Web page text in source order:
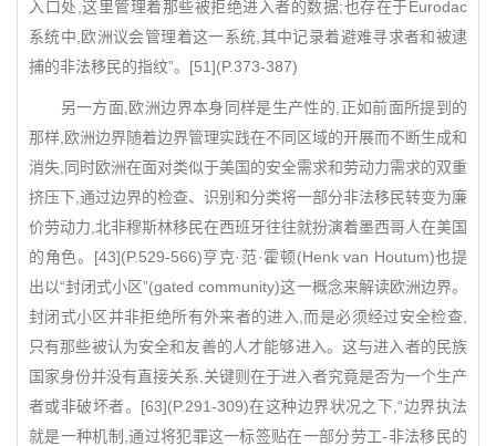
入口处,这里管理着那些被拒绝进入者的数据;也存在于Eurodac
系统中,欧洲议会管理着这一系统,其中记录着避难寻求者和被逮
捕的非法移民的指纹”。[51](P.373-387)
另一方面,欧洲边界本身同样是生产性的,正如前面所提到的
那样,欧洲边界随着边界管理实践在不同区域的开展而不断生成和
消失,同时欧洲在面对类似于美国的安全需求和劳动力需求的双重
挤压下,通过边界的检查、识别和分类将一部分非法移民转变为廉
价劳动力,北非穆斯林移民在西班牙往往就扮演着墨西哥人在美国
的角色。[43](P.529-566)亨克·范·霍顿(Henk van Houtum)也提
出以“封闭式小区”(gated community)这一概念来解读欧洲边界。
封闭式小区并非拒绝所有外来者的进入,而是必须经过安全检查,
只有那些被认为安全和友善的人才能够进入。这与进入者的民族
国家身份并没有直接关系,关键则在于进入者究竟是否为一个生产
者或非破坏者。[63](P.291-309)在这种边界状况之下,“边界执法
就是一种机制,通过将犯罪这一标签贴在一部分劳工-非法移民的